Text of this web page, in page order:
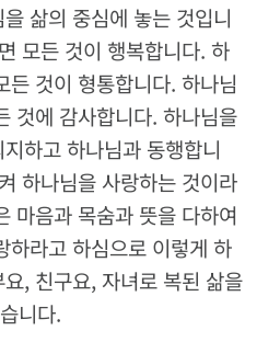
삶의 중심에 놓는 것입니
모든 것이 행복합니다. 하
든 것이 형통합니다. 하나님
것에 감사합니다. 하나님을
하고 하나님과 동행합니
하나님을 사랑하는 것이라
마음과 목숨과 뜻을 다하여
하라고 하심으로 이렇게 하
, 친구요, 자녀로 복된 삶을
니다.